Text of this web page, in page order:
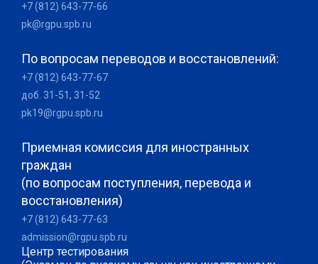
+7 (812) 643-77-66
pk@rgpu.spb.ru
По вопросам переводов и восстановлений:
+7 (812) 643-77-67
доб. 31-51, 31-52
pk19@rgpu.spb.ru
Приемная комиссия для иностранных
граждан
(по вопросам поступления, перевода и
восстановления)
+7 (812) 643-77-63
admission@rgpu.spb.ru
Центр тестирования